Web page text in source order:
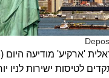
לטיסות ישירות לניו